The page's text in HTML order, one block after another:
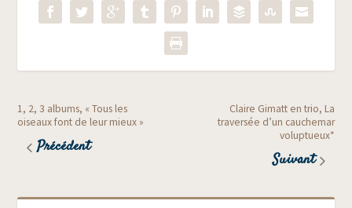
1, 2, 3 albums, « Tous les
oiseaux font de leur mieux »
Précédent
Claire Gimatt en trio, La
traversée d’un cauchemar
voluptueux*
Suivant